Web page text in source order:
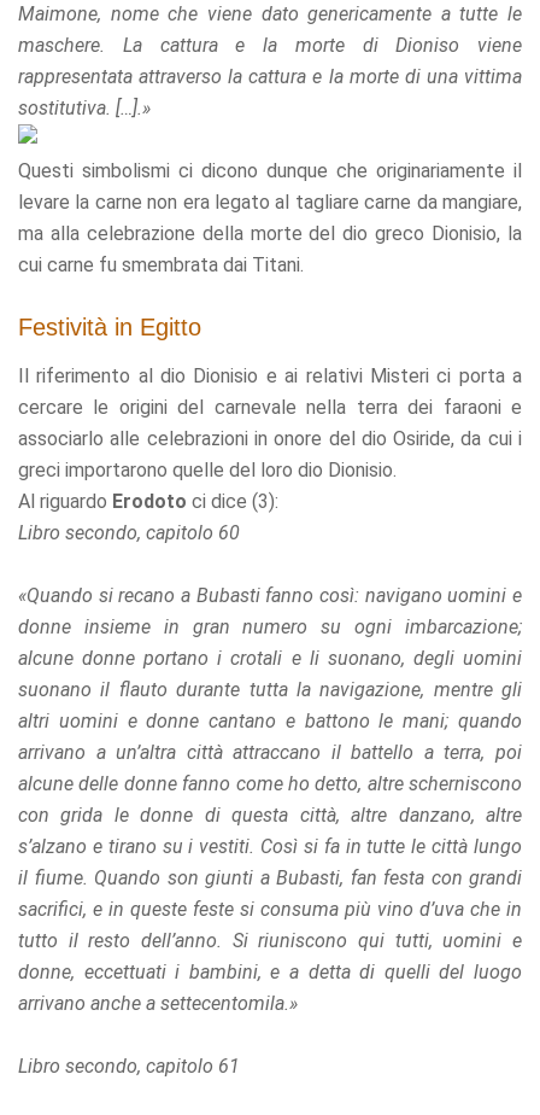
Maimone, nome che viene dato genericamente a tutte le
maschere. La cattura e la morte di Dioniso viene
rappresentata attraverso la cattura e la morte di una vittima
sostitutiva. […].»
Questi simbolismi ci dicono dunque che originariamente il
levare la carne non era legato al tagliare carne da mangiare,
ma alla celebrazione della morte del dio greco Dionisio, la
cui carne fu smembrata dai Titani.
Festività in Egitto
Il riferimento al dio Dionisio e ai relativi Misteri ci porta a
cercare le origini del carnevale nella terra dei faraoni e
associarlo alle celebrazioni in onore del dio Osiride, da cui i
greci importarono quelle del loro dio Dionisio.
Al riguardo Erodoto ci dice (3):
Libro secondo, capitolo 60
«Quando si recano a Bubasti fanno così: navigano uomini e
donne insieme in gran numero su ogni imbarcazione;
alcune donne portano i crotali e li suonano, degli uomini
suonano il flauto durante tutta la navigazione, mentre gli
altri uomini e donne cantano e battono le mani; quando
arrivano a un’altra città attraccano il battello a terra, poi
alcune delle donne fanno come ho detto, altre scherniscono
con grida le donne di questa città, altre danzano, altre
s’alzano e tirano su i vestiti. Così si fa in tutte le città lungo
il fiume. Quando son giunti a Bubasti, fan festa con grandi
sacrifici, e in queste feste si consuma più vino d’uva che in
tutto il resto dell’anno. Si riuniscono qui tutti, uomini e
donne, eccettuati i bambini, e a detta di quelli del luogo
arrivano anche a settecentomila.»
Libro secondo, capitolo 61